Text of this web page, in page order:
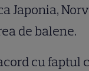
Japonia,
de balene.
cu faptul